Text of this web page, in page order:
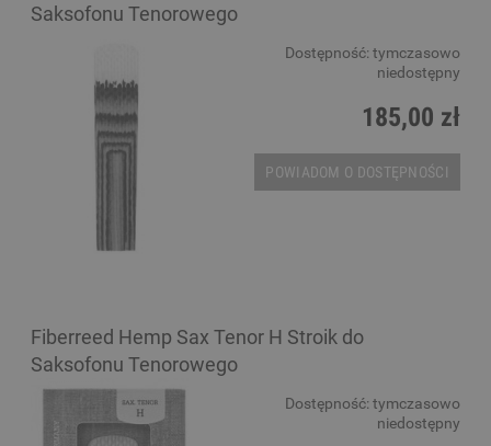
Saksofonu Tenorowego
Dostępność: tymczasowo
niedostępny
185,00 zł
POWIADOM O DOSTĘPNOŚCI
Fiberreed Hemp Sax Tenor H Stroik do
Saksofonu Tenorowego
Dostępność: tymczasowo
niedostępny